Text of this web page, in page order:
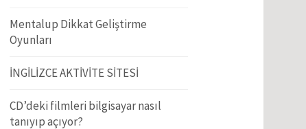
Mentalup Dikkat Geliştirme
Oyunları
İNGİLİZCE AKTİVİTE SİTESİ
CD’deki filmleri bilgisayar nasıl
tanıyıp açıyor?